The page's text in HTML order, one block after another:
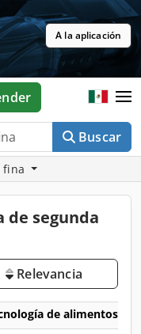
A la aplicación
Buscar
fina
de segunda
Relevancia
de alimentos